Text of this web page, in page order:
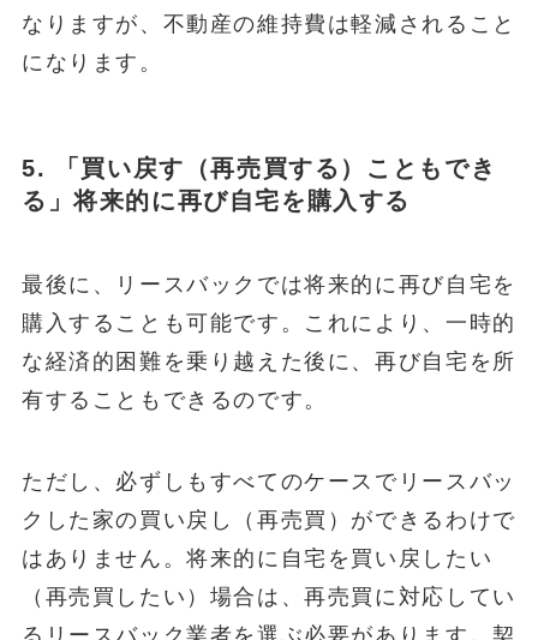
なりますが、不動産の維持費は軽減されること
になります。
5. 「買い戻す（再売買する）こともでき
る」将来的に再び自宅を購入する
最後に、リースバックでは将来的に再び自宅を
購入することも可能です。これにより、一時的
な経済的困難を乗り越えた後に、再び自宅を所
有することもできるのです。
ただし、必ずしもすべてのケースでリースバッ
クした家の買い戻し（再売買）ができるわけで
はありません。将来的に自宅を買い戻したい
（再売買したい）場合は、再売買に対応してい
るリースバック業者を選ぶ必要があります。契